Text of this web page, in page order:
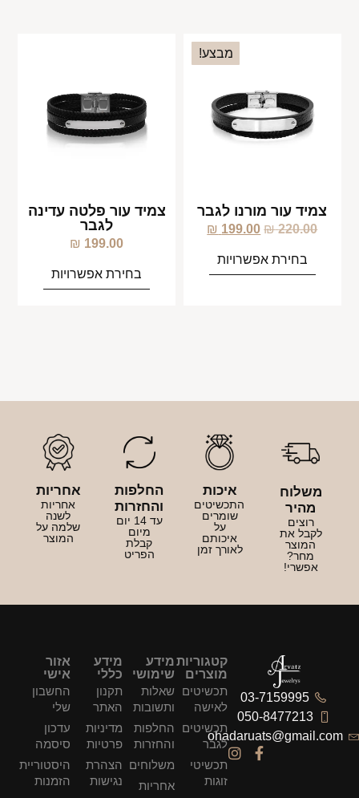
מבצע!
צמיד עור מורנו לגבר
220.00
₪
199.00
₪
בחירת אפשרויות
צמיד עור פלטה עדינה
לגבר
199.00
₪
בחירת אפשרויות
משלוח
מהיר
רוצים
לקבל את
המוצר
מחר?
אפשרי!
איכות
התכשיטים
שומרים
על
איכותם
לאורך זמן
החלפות
והחזרות
עד 14 יום
מיום
קבלת
הפריט
אחריות
אחריות
לשנה
שלמה על
המוצר
03-7159995
050-8477213
ohadaruats@gmail.com
קטגוריות
מוצרים
תכשיטים
לאישה
תכשיטים
לגבר
תכשיטי
זוגות
מידע
שימושי
שאלות
ותשובות
החלפות
והחזרות
משלוחים
אחריות
מידע
כללי
תקנון
האתר
מדיניות
פרטיות
הצהרת
נגישות
אזור
אישי
החשבון
שלי
עדכון
סיסמה
היסטוריית
הזמנות